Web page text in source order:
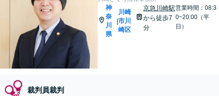
神
奈
川
県
|
川崎
市川
崎区
京急川崎駅
から徒歩7
分
営業時間：08:3
0~20:00（平
日）
裁判員裁判